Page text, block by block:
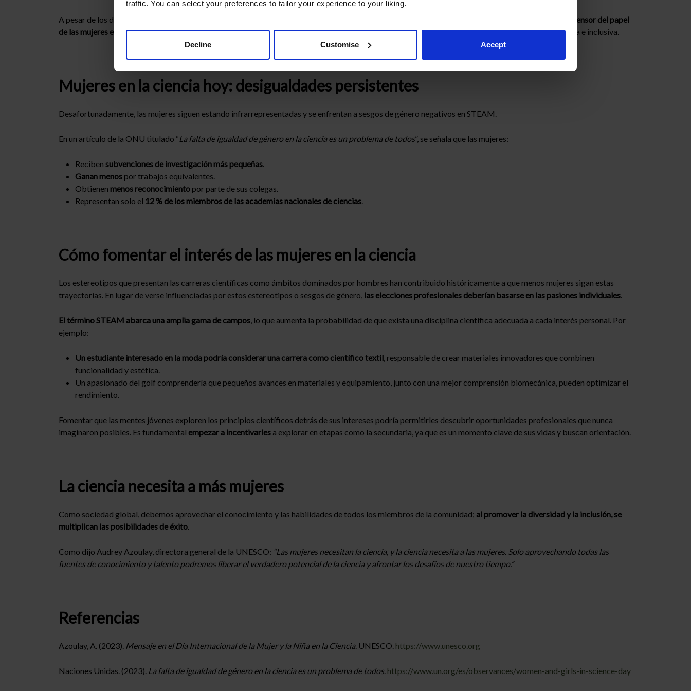
traffic. You can select your preferences to tailor your experience to your liking.
Decline Customise Accept
A pesar de los desafíos, también contaron con el apoyo de algunos colegas masculinos. Por ejemplo,John Bernal, mentor de Franklin, fue un firmedefensor del papel
de las mujeres en la cienciay promovió activamente la igualdad de género dentro del sector, contribuyendo así a una comunidad científica másdiversa e inclusiva.
Mujeres en la ciencia hoy: desigualdades persistentes
Desafortunadamente, las mujeres siguen estando infrarrepresentadas y se enfrentan a sesgos de género negativos en STEAM.
En un artículo de la ONU titulado “La falta de igualdad de género en la ciencia es un problema de todos”, se señala que las mujeres:
Reciben subvenciones de investigación más pequeñas.
Ganan menos por trabajos equivalentes.
Obtienen menos reconocimiento por parte de sus colegas.
Representan solo el 12 % de los miembros de las academias nacionales de ciencias.
Cómo fomentar el interés de las mujeres en la ciencia
Los estereotipos que presentan las carreras científicas como ámbitos dominados por hombres han contribuido históricamente a que menos mujeres sigan estas
trayectorias. En lugar de verse influenciadas por estos estereotipos o sesgos de género, las elecciones profesionales deberían basarse en las pasiones individuales.
El término STEAM abarca una amplia gama de campos, lo que aumenta la probabilidad de que exista una disciplina científica adecuada a cada interés personal. Por
ejemplo:
Un estudiante interesado en la moda podría considerar una carrera como científico textil, responsable de crear materiales innovadores que combinen
funcionalidad y estética.
Un apasionado del golf comprendería que pequeños avances en materiales y equipamiento, junto con una mejor comprensión biomecánica, pueden optimizar el
rendimiento.
Fomentar que las mentes jóvenes exploren los principios científicos detrás de sus intereses podría permitirles descubrir oportunidades profesionales que nunca
imaginaron posibles. Es fundamental empezar a incentivarles a explorar en etapas como la secundaria, ya que es un momento clave de sus vidas y buscan orientación.
La ciencia necesita a más mujeres
Como sociedad global, debemos aprovechar el conocimiento y las habilidades de todos los miembros de la comunidad; al promover la diversidad y la inclusión, se
multiplican las posibilidades de éxito.
Como dijo Audrey Azoulay, directora general de la UNESCO: “Las mujeres necesitan la ciencia, y la ciencia necesita a las mujeres. Solo aprovechando todas las
fuentes de conocimiento y talento podremos liberar el verdadero potencial de la ciencia y afrontar los desafíos de nuestro tiempo.”
Referencias
Azoulay, A. (2023). Mensaje en el Día Internacional de la Mujer y la Niña en la Ciencia. UNESCO. https://www.unesco.org
Naciones Unidas. (2023). La falta de igualdad de género en la ciencia es un problema de todos. https://www.un.org/es/observances/women-and-girls-in-science-day